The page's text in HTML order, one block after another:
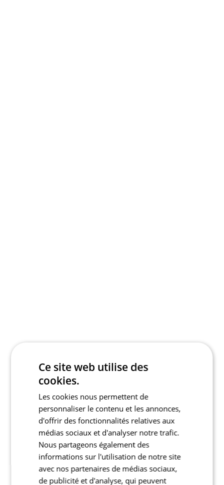
Ce site web utilise des
cookies.
Les cookies nous permettent de
personnaliser le contenu et les annonces,
d'offrir des fonctionnalités relatives aux
médias sociaux et d'analyser notre trafic.
Nous partageons également des
informations sur l'utilisation de notre site
avec nos partenaires de médias sociaux,
de publicité et d'analyse, qui peuvent